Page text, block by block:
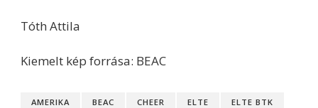
Tóth Attila
Kiemelt kép forrása: BEAC
AMERIKA BEAC CHEER ELTE ELTE BTK